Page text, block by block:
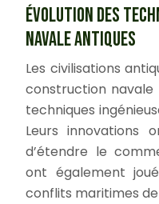
ÉVOLUTION DES
NAVALE ANTIQUES
Les civilisations
construction navale
techniques
Leurs innovations
d’étendre le
ont également
conflits maritimes de